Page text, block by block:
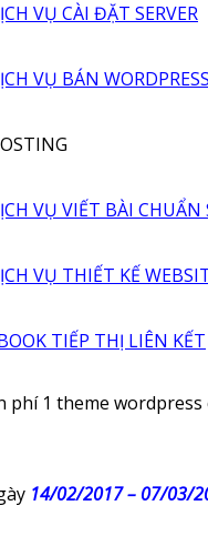
VỤ CÀI ĐẶT SERVER
VỤ BÁN
VỤ VIẾT BÀI CHUẨN
VỤ THIẾT KẾ
TIẾP THỊ LIÊN KẾT
phí 1 theme wordpress
14/02/2017 – 07/03/